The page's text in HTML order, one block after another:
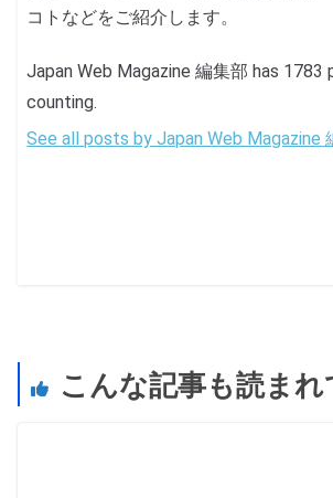
コトなどをご紹介します。
Japan Web Magazine 編集部 has 1783
counting.
See all posts by Japan Web Magazine
こんな記事も読ま